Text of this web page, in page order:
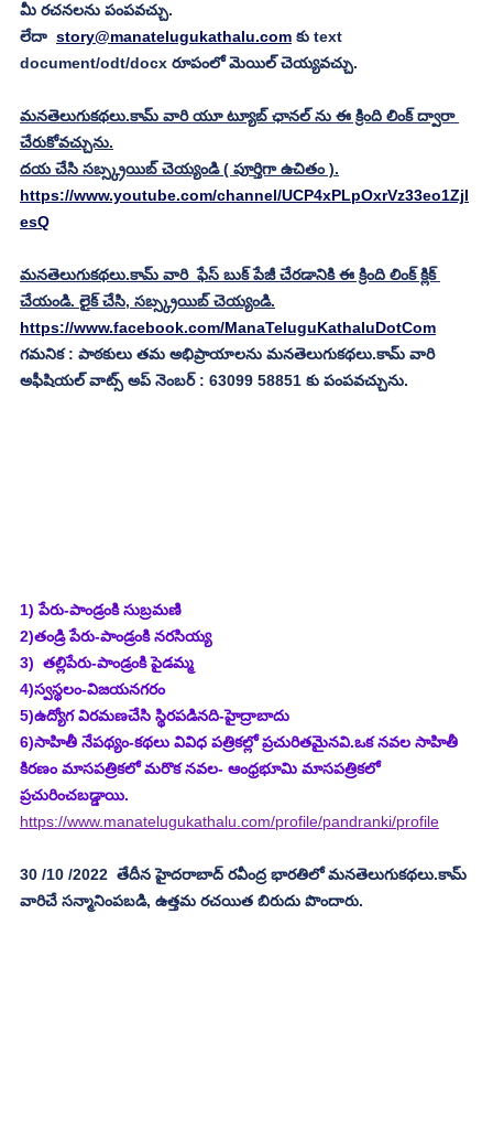
మీ రచనలను పంపవచ్చు.
లేదా story@manatelugukathalu.com కు text
document/odt/docx రూపంలో మెయిల్ చెయ్యవచ్చు.
మనతెలుగుకథలు.కామ్ వారి యూ ట్యూబ్ ఛానల్ ను ఈ క్రింది లింక్ ద్వారా
చేరుకోవచ్చును.
దయ చేసి సబ్స్క్రయిబ్ చెయ్యండి ( పూర్తిగా ఉచితం ).
https://www.youtube.com/channel/UCP4xPLpOxrVz33eo1Zjl
esQ
మనతెలుగుకథలు.కామ్ వారి  ఫేస్ బుక్ పేజీ చేరడానికి ఈ క్రింది లింక్ క్లిక్
చేయండి. లైక్ చేసి, సబ్స్క్రయిబ్ చెయ్యండి.
https://www.facebook.com/ManaTeluguKathaluDotCom
గమనిక : పాఠకులు తమ అభిప్రాయాలను మనతెలుగుకథలు.కామ్ వారి
అఫీషియల్ వాట్స్ అప్ నెంబర్ : 63099 58851 కు పంపవచ్చును.
1) పేరు-పాండ్రంకి సుబ్రమణి
2)తండ్రి పేరు-పాండ్రంకి నరసియ్య
3)  తల్లిపేరు-పాండ్రంకి పైడమ్మ
4)స్వస్థలం-విజయనగరం
5)ఉద్యోగ విరమణచేసి స్థిరపడినది-హైద్రాబాదు
6)సాహితీ నేపథ్యం-కథలు వివిధ పత్రికల్లో ప్రచురితమైనవి.ఒక నవల సాహితీ
కిరణం మాసపత్రికలో మరొక నవల- ఆంధ్రభూమి మాసపత్రికలో
ప్రచురించబడ్డాయి.
https://www.manatelugukathalu.com/profile/pandranki/profile
30 /10 /2022  తేదీన హైదరాబాద్ రవీంద్ర భారతిలో మనతెలుగుకథలు.కామ్
వారిచే సన్మానింపబడి, ఉత్తమ రచయిత బిరుదు పొందారు.